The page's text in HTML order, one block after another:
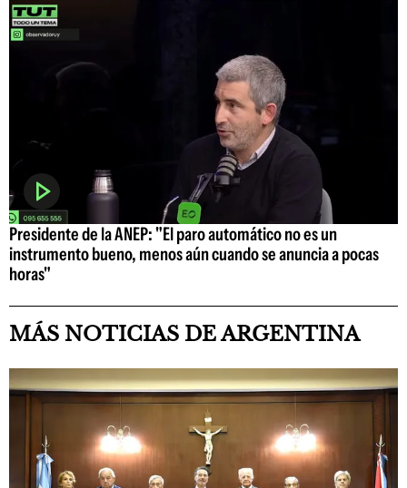
Presidente de la ANEP: "El paro automático no es un
instrumento bueno, menos aún cuando se anuncia a pocas
horas"
MÁS NOTICIAS DE ARGENTINA